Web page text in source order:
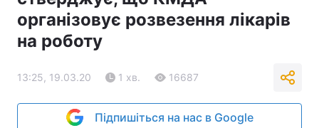
організовує розвезення лікарів
на роботу
13:25, 19.03.20 1 хв. 16687
Підпишіться на нас в Google